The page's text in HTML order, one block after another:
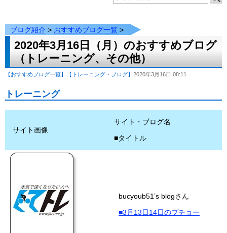
ブログ紹介 > おすすめブログ一覧 >
2020年3月16日（月）のおすすめブログ
（トレーニング、その他）
【おすすめブログ一覧】 【トレーニング・ブログ】 2020年3月16日 08:11
トレーニング
サイト画像
サイト・ブログ名
■タイトル
bucyoub51’s blogさん
■3月13日14日のブチョー